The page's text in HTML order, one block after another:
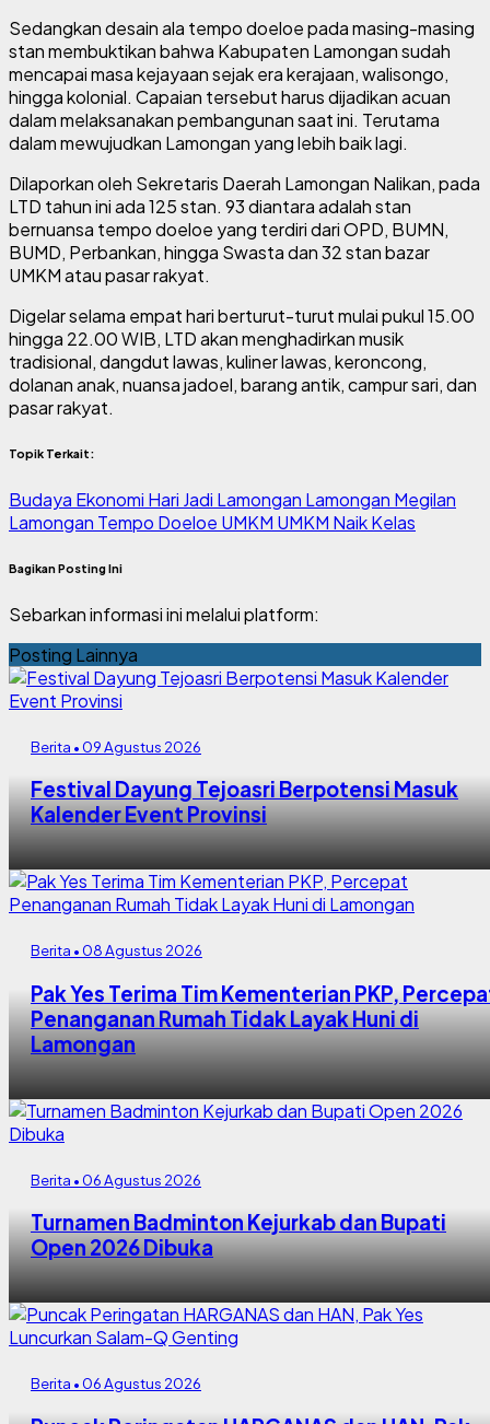
Sedangkan desain ala tempo doeloe pada masing-masing
stan membuktikan bahwa Kabupaten Lamongan sudah
mencapai masa kejayaan sejak era kerajaan, walisongo,
hingga kolonial. Capaian tersebut harus dijadikan acuan
dalam melaksanakan pembangunan saat ini. Terutama
dalam mewujudkan Lamongan yang lebih baik lagi.
Dilaporkan oleh Sekretaris Daerah Lamongan Nalikan, pada
LTD tahun ini ada 125 stan. 93 diantara adalah stan
bernuansa tempo doeloe yang terdiri dari OPD, BUMN,
BUMD, Perbankan, hingga Swasta dan 32 stan bazar
UMKM atau pasar rakyat.
Digelar selama empat hari berturut-turut mulai pukul 15.00
hingga 22.00 WIB, LTD akan menghadirkan musik
tradisional, dangdut lawas, kuliner lawas, keroncong,
dolanan anak, nuansa jadoel, barang antik, campur sari, dan
pasar rakyat.
Topik Terkait:
Budaya Ekonomi Hari Jadi Lamongan Lamongan Megilan
Lamongan Tempo Doeloe UMKM UMKM Naik Kelas
Bagikan Posting Ini
Sebarkan informasi ini melalui platform:
Posting Lainnya
Berita • 09 Agustus 2026
Festival Dayung Tejoasri Berpotensi Masuk
Kalender Event Provinsi
Berita • 08 Agustus 2026
Pak Yes Terima Tim Kementerian PKP,
Penanganan Rumah Tidak Layak Huni di
Lamongan
Berita • 06 Agustus 2026
Turnamen Badminton Kejurkab dan Bupati
Open 2026 Dibuka
Berita • 06 Agustus 2026